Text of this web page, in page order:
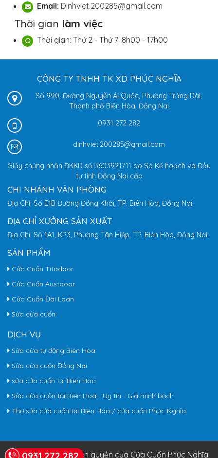
Email: Dinhviet.200285@gmail.com
Thời gian làm việc
Thời gian: Thứ 2 - Thứ 7: 8h00 - 17h00
CÔNG TY TNHH TK XD PHÚC NGHĨA
Số 990, Đường Nguyễn Ái Quốc, Phường Trảng Dài,
Thành phố Biên Hòa, Đồng Nai
0931 272 282
dinhviet.200285@gmail.com
Giấy chứng nhận ĐKKD số 3603921711 do Sở Kế hoạch và Đầu
tư tỉnh Đồng Nai cấp
0931 272 282
CHI NHÁNH VĂN PHÒNG
Địa Chỉ: Số E1B Đường Đồng Khởi, TP. Biên Hòa, Đồng Nai.
ĐỊA CHỈ XƯỞNG SẢN XUẤT
Địa Chỉ: Số 1A1, KP3, Phường Tân Hiệp, TP. Biên Hòa, Đồng Nai.
SẢN PHẨM
Cửa Cuốn Titadoor
Cửa Cuốn Austdoor
Cửa Cuốn Đài Loan
Sửa cửa cuốn
DỊCH VỤ
Sửa cửa tự động Biên Hòa
Sửa cửa cuốn Đồng Nai
sửa cửa cuốn tại Biên Hòa
Sửa cửa cuốn tại Biên Hoà - Uy tín - Giá minh bạch
Thợ sửa cửa cuốn tại Biên Hòa / cửa cuốn Phúc Nghĩa
© Copyright 2026. Bản quyền của Cửa Cuốn Phúc Nghĩa